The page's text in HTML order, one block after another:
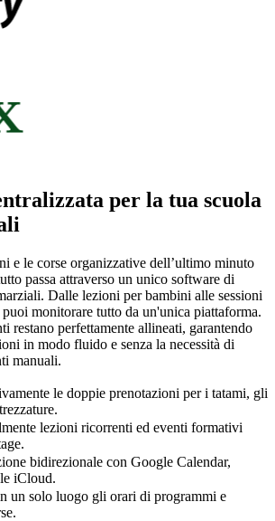
per la tua scuola
e le corse organizzative dell’ultimo minuto
passa attraverso un unico software di
Dalle lezioni per bambini alle sessioni
monitorare tutto da un'unica piattaforma.
restano perfettamente allineati, garantendo
in modo fluido e senza la necessità di
manuali.
le doppie prenotazioni per i tatami, gli
lezioni ricorrenti ed eventi formativi
bidirezionale con Google Calendar,
iCloud.
un solo luogo gli orari di programmi e